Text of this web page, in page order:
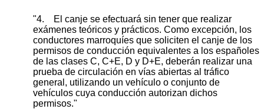
"4. El canje se efectuará sin tener que realizar
exámenes teóricos y prácticos. Como excepción, los
conductores marroquíes que soliciten el canje de los
permisos de conducción equivalentes a los españoles
de las clases C, C+E, D y D+E, deberán realizar una
prueba de circulación en vías abiertas al tráfico
general, utilizando un vehículo o conjunto de
vehículos cuya conducción autorizan dichos
permisos."